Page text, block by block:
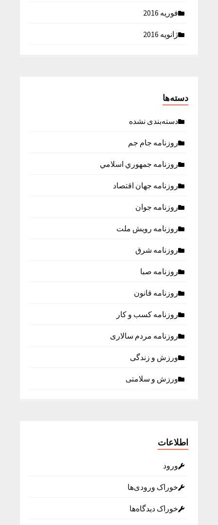
فوریه 2016
ژانویه 2016
دسته‌ها
دسته‌بندی نشده
روزنامه جام جم
روزنامه جمهوري اسلامي
روزنامه جهان اقتصاد
روزنامه جوان
روزنامه رویش ملت
روزنامه شرق
روزنامه صبا
روزنامه قانون
روزنامه كسب و كار
روزنامه مردم سالاری
ورزش و زندگی
ورزش و سلامتی
اطلاعات
ورود
خوراک ورودی‌ها
خوراک دیدگاه‌ها